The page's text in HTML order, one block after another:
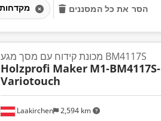
הסר את כל המסננים
Laakirchen 2,594 km
מכונת קידוח עם מסך מגע BM4117S
Holzprofi Maker M1-BM4117S-
Variotouch